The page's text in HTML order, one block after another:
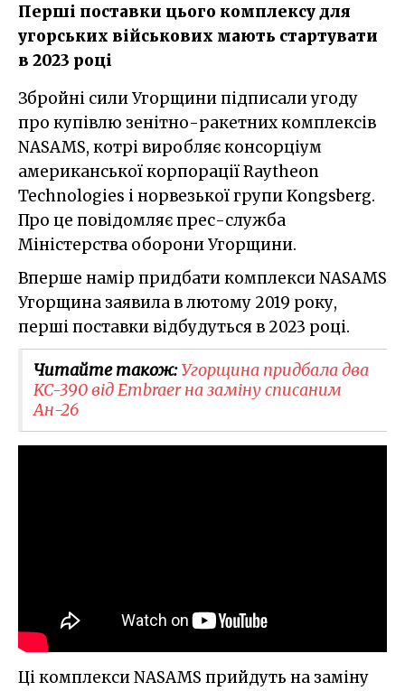
Перші поставки цього комплексу для
угорських військових мають стартувати
в 2023 році
Збройні сили Угорщини підписали угоду
про купівлю зенітно-ракетних комплексів
NASAMS, котрі виробляє консорціум
американської корпорації Raytheon
Technologies і норвезької групи Kongsberg.
Про це повідомляє прес-служба
Міністерства оборони Угорщини.
Вперше намір придбати комплекси NASAMS
Угорщина заявила в лютому 2019 року,
перші поставки відбудуться в 2023 році.
Читайте також:Угорщина придбала два
KC-390 від Embraer на заміну списаним
Ан-26
Ці комплекси NASAMS прийдуть на заміну